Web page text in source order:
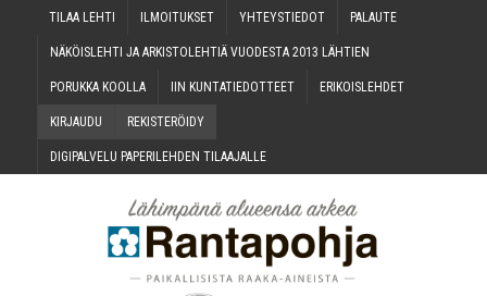
TILAA LEH­TI ILMOI­TUK­SET YHTEYS­TIE­DOT PALAU­TE
NÄKÖIS­LEH­TI JA ARKIS­TO­LEH­TIÄ VUO­DES­TA 2013 LÄHTIEN
PORUK­KA KOOLLA IIN KUN­TA­TIE­DOT­TEET ERI­KOIS­LEH­DET
KIR­JAU­DU REKIS­TE­RÖI­DY
DIGI­PAL­VE­LU PAPE­RI­LEH­DEN TILAAJALLE